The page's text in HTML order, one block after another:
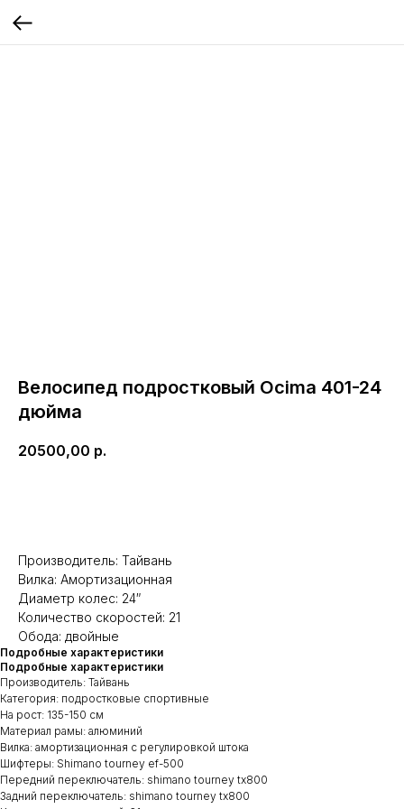
Велосипед подростковый Ocima 401-24
дюйма
20500,00 р.
Производитель: Тайвань
Вилка: Амортизационная
Диаметр колес: 24″
Количество скоростей: 21
Обода: двойные
Подробные характеристики
Подробные характеристики
Производитель: Тайвань
Категория: подростковые спортивные
На рост: 135-150 см
Материал рамы: алюминий
Вилка: амортизационная с регулировкой штока
Шифтеры: Shimano tourney ef-500
Передний переключатель: shimano tourney tx800
Задний переключатель: shimano tourney tx800